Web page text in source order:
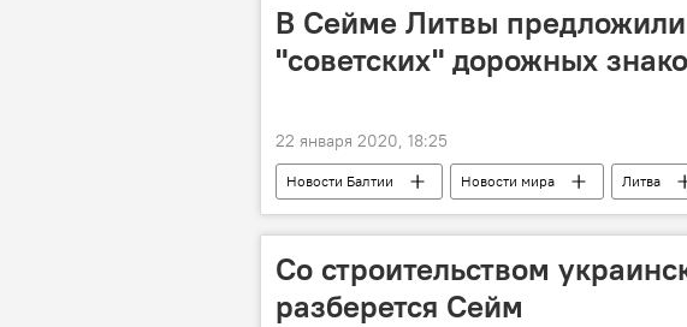
В Сейме Литвы предложили
"советских" дорожных
22 января 2020, 18:25
Новости Балтии Новости мира Литва
Со строительством
разберется Сейм